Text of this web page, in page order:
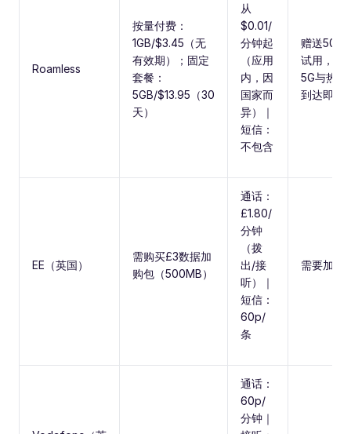
Roamless
按量付费：
1GB/$3.45（无
有效期）；固定
套餐：
5GB/$13.95（30
天）
从
$0.01/
分钟起
（应用
内，因
国家而
异）｜
短信：
不包含
赠送
试用，支
5G与热点
到达即激
EE（英国）
需购买£3数据加
购包（500MB）
通话：
£1.80/
分钟
（拨
出/接
听）｜
短信：
60p/
条
需要加购
通话：
60p/
分钟｜